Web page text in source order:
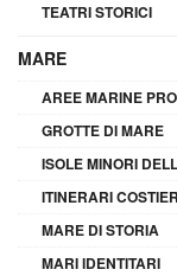
TEATRI STORICI
MARE
AREE MARINE
GROTTE DI MARE
ISOLE MINORI
ITINERARI
MARE DI STORIA
MARI IDENTITARI